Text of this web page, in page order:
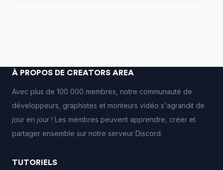
À PROPOS DE CREATORS AREA
Avec plus de 100 000 membres, notre communauté de
développeurs, graphistes et monteurs vidéo s'agrandit de
jour en jour ! Les membres peuvent apprendre, créer et
partager ensemble sur notre serveur Discord.
TUTORIELS